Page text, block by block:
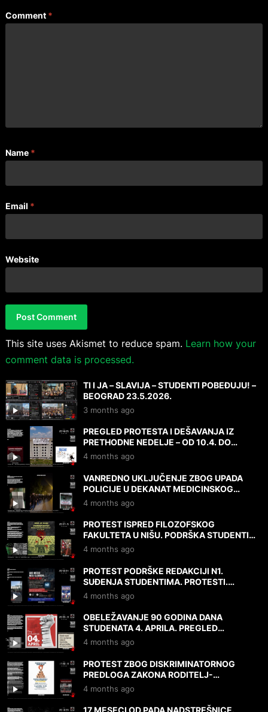
Comment *
Name *
Email *
Website
This site uses Akismet to reduce spam. Learn how your
comment data is processed.
TI I JA – SLAVIJA – STUDENTI POBEĐUJU! –
BEOGRAD 23.5.2026.
3 months ago
PREGLED PROTESTA I DEŠAVANJA IZ
PRETHODNE NEDELJE – OD 10.4. DO
DANAS, 17.4.2026.
4 months ago
VANREDNO UKLJUČENJE ZBOG UPADA
POLICIJE U DEKANAT MEDICINSKOG
FAKULTETA! 17.4.2026.
4 months ago
PROTEST ISPRED FILOZOFSKOG
FAKULTETA U NIŠU. PODRŠKA STUDENTIMA
I N1. MIŠLJENJA I DOKAZI. 9.4.2026.
4 months ago
PROTEST PODRŠKE REDAKCIJI N1.
SUĐENJA STUDENTIMA. PROTESTI.
MIŠLJENJA. 7.4.2026.
4 months ago
OBELEŽAVANJE 90 GODINA DANA
STUDENATA 4. APRILA. PREGLED
PROTESTA I DRUGIH DEŠAVANJA 3. I
4 months ago
PROTEST ZBOG DISKRIMINATORNOG
PREDLOGA ZAKONA RODITELJ-
NEGOVATELJ. NAPADI NA UNIVERZITET.
4 months ago